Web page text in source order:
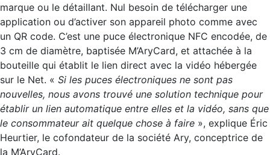
marque ou le détaillant. Nul besoin de télécharger une
application ou d’activer son appareil photo comme avec
un QR code. C’est une puce électronique NFC encodée, de
3 cm de diamètre, baptisée M’AryCard, et attachée à la
bouteille qui établit le lien direct avec la vidéo hébergée
sur le Net. « Si les puces électroniques ne sont pas
nouvelles, nous avons trouvé une solution technique pour
établir un lien automatique entre elles et la vidéo, sans que
le consommateur ait quelque chose à faire », explique Éric
Heurtier, le cofondateur de la société Ary, conceptrice de
la M’AryCard.